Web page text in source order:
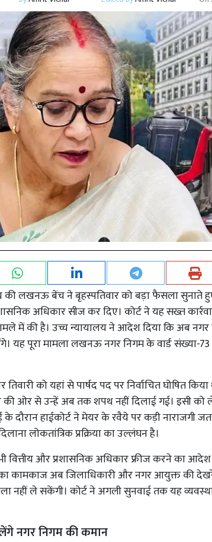
की लखनऊ बेंच ने बृहस्पतिवार को बड़ा फैसला
अधिकार सीज कर दिए। कोर्ट ने यह सख्त
में की है। उच्च न्यायालय ने आदेश दिया कि अब
यह पूरा मामला लखनऊ नगर निगम के वार्ड संख्या-
को यहां से पार्षद पद पर निर्वाचित घोषित
ओर से उन्हें अब तक शपथ नहीं दिलाई गई। इसी को
दौरान हाईकोर्ट ने मेयर के रवैये पर कड़ी नाराजगी
लोकतांत्रिक प्रक्रिया का उल्लंघन है।
वित्तीय और प्रशासनिक अधिकार फ्रीज करने का आदेश
अब जिलाधिकारी और नगर आयुक्त की
नहीं ले सकेंगी। कोर्ट ने अगली सुनवाई तक यह
नगर निगम की कमान